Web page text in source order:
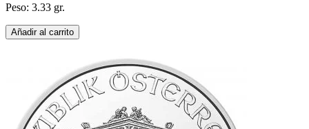
Peso: 3.33 gr.
Añadir al carrito